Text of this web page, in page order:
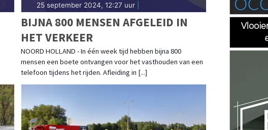
25 september 2024, 12:27 uur|
BIJNA 800 MENSEN AFGELEID IN
HET VERKEER
NOORD HOLLAND - In één week tijd hebben bijna 800
mensen een boete ontvangen voor het vasthouden van een
telefoon tijdens het rijden. Afleiding in [...]